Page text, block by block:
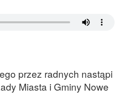
przez radnych nastąpi
Miasta i Gminy Nowe